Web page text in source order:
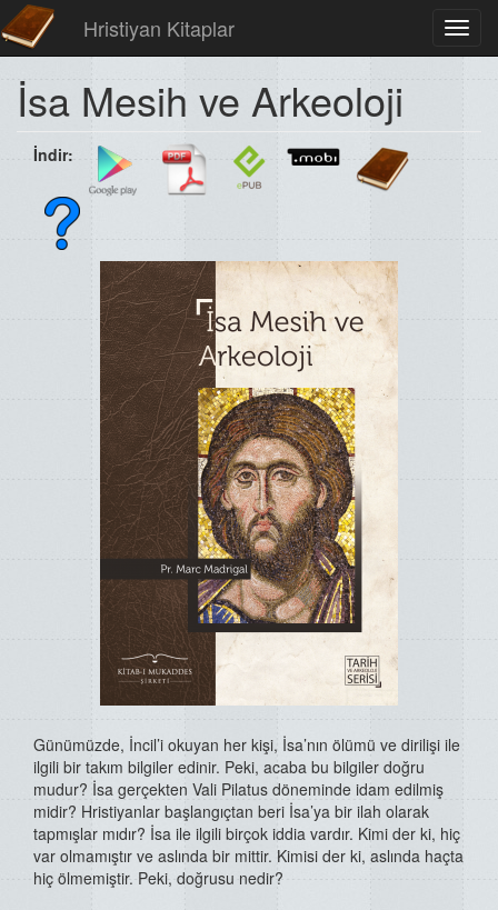
Hristiyan Kitaplar
İsa Mesih ve Arkeoloji
İndir:
Günümüzde, İncil’i okuyan her kişi, İsa’nın ölümü ve dirilişi ile
ilgili bir takım bilgiler edinir. Peki, acaba bu bilgiler doğru
mudur? İsa gerçekten Vali Pilatus döneminde idam edilmiş
midir? Hristiyanlar başlangıçtan beri İsa’ya bir ilah olarak
tapmışlar mıdır? İsa ile ilgili birçok iddia vardır. Kimi der ki, hiç
var olmamıştır ve aslında bir mittir. Kimisi der ki, aslında haçta
hiç ölmemiştir. Peki, doğrusu nedir?